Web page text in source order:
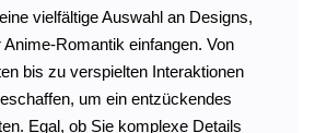
vielfältige Auswahl an Designs,
Romantik einfangen. Von
bis zu verspielten Interaktionen
um ein entzückendes
Egal, ob Sie komplexe Details